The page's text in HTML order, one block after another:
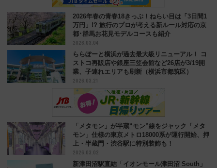
2026年春の青春18きっぷ！ねらい目は「3日間1
万円」!? 旅行のプロが考える新ルール対応の京
都･群馬お花見モデルコースも紹介
2026.03.04
ららぽーと横浜が過去最大級リニューアル！ コ
ストコ再販店や銀座三笠会館など26店が3/19開
業、子連れエリアも刷新（横浜市都筑区）
2026.03.21
「メタモン」が半蔵“モン”線をジャック「メタ
モン」仕様の東京メトロ18000系が運行開始、押
上・半蔵門・渋谷駅に特別装飾も！
2026.03.02
新津田沼駅直結「イオンモール津田沼 South」